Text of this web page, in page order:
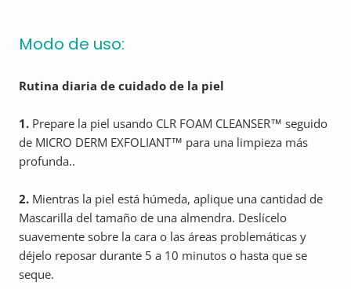
Modo de uso:
Rutina diaria de cuidado de la piel
1. Prepare la piel usando CLR FOAM CLEANSER™ seguido
de MICRO DERM EXFOLIANT™ para una limpieza más
profunda..
2. Mientras la piel está húmeda, aplique una cantidad de
Mascarilla del tamaño de una almendra. Deslícelo
suavemente sobre la cara o las áreas problemáticas y
déjelo reposar durante 5 a 10 minutos o hasta que se
seque.